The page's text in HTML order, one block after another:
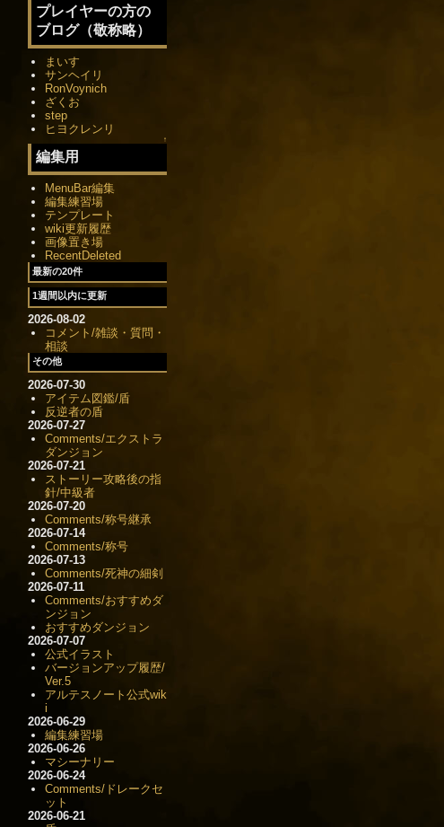
プレイヤーの方の
ブログ（敬称略）
まいす
サンヘイリ
RonVoynich
ざくお
step
ヒヨクレンリ
↑
編集用
MenuBar編集
編集練習場
テンプレート
wiki更新履歴
画像置き場
RecentDeleted
最新の20件
1週間以内に更新
2026-08-02
コメント/雑談・質問・
相談
その他
2026-07-30
アイテム図鑑/盾
反逆者の盾
2026-07-27
Comments/エクストラ
ダンジョン
2026-07-21
ストーリー攻略後の指
針/中級者
2026-07-20
Comments/称号継承
2026-07-14
Comments/称号
2026-07-13
Comments/死神の細剣
2026-07-11
Comments/おすすめダ
ンジョン
おすすめダンジョン
2026-07-07
公式イラスト
バージョンアップ履歴/
Ver.5
アルテスノート公式wik
i
2026-06-29
編集練習場
2026-06-26
マシーナリー
2026-06-24
Comments/ドレークセ
ット
2026-06-21